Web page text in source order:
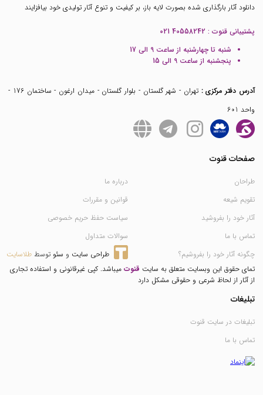
دانلود آثار بارگذاری شده بصورت لایه باز، بر کیفیت و تنوع آثار تولیدی خود بیافزایند
پشتیبانی قنوت : 021 40558242
شنبه تا چهارشنبه از ساعت 9 الی 17
پنجشنبه از ساعت 9 الی 15
آدرس دفتر مرکزی :
تهران - شهر گلستان - بلوار گلستان - میدان ارغون - ساختمان 176 -
واحد 601
صفحات قنوت
طراحان
تقویم شیعه
آثار خود را بفروشید
تماس با ما
چگونه آثار خود را بفروشیم؟
درباره ما
قوانین و مقررات
سیاست حفظ حریم خصوصی
سوالات متداول
طراحی سایت و سئو توسط طلاسایت
تمای حقوق این وبسایت متعلق به سایت قنوت میباشد. کپی غیرقانونی و استفاده تجاری
از آثار از لحاظ شرعی و حقوقی مشکل دارد
تبلیغات
تبلیغات در سایت قنوت
تماس با ما